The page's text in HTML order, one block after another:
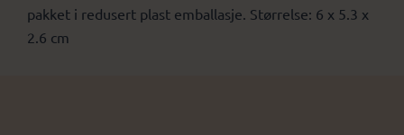
pakket i redusert plast emballasje. Størrelse: 6 x 5.3 x
2.6 cm